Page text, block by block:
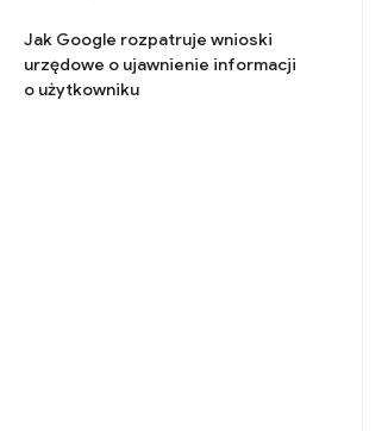
Jak Google rozpatruje wnioski
urzędowe o ujawnienie informacji
o użytkowniku